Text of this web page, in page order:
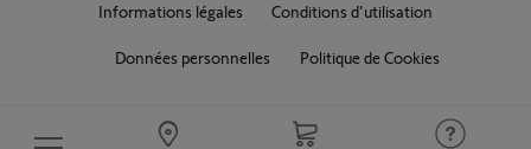
Informations légales
Conditions d'utilisation
Données personnelles Politique de Cookies